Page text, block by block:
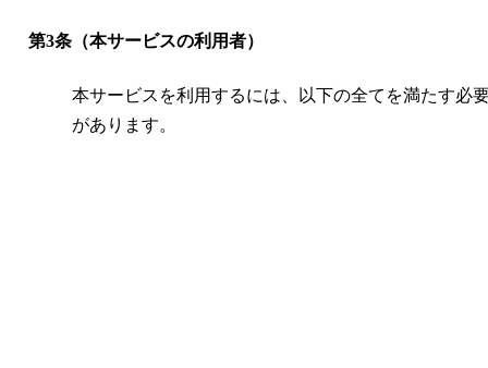
第3条（本サービスの利用者）
本サービスを利用するには、以下の全てを満たす必
があります。